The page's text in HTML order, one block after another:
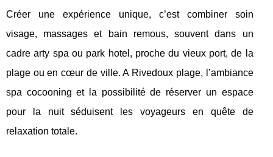
Créer une expérience unique, c’est combiner soin
visage, massages et bain remous, souvent dans un
cadre arty spa ou park hotel, proche du vieux port, de la
plage ou en cœur de ville. A Rivedoux plage, l’ambiance
spa cocooning et la possibilité de réserver un espace
pour la nuit séduisent les voyageurs en quête de
relaxation totale.